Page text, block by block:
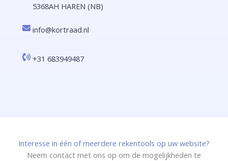
5368AH HAREN (NB)
info@kortraad.nl​​
+31 683949487​
Interesse in één of meerdere rekentools op uw website?
Neem contact met ons op om de mogelijkheden te